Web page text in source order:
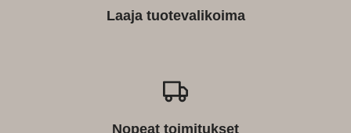
Laaja tuotevalikoima
Nopeat toimitukset